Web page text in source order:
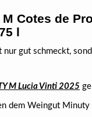
Cotes de
l
nur gut schmeckt,
M Lucia Vinti 2025
dem Weingut